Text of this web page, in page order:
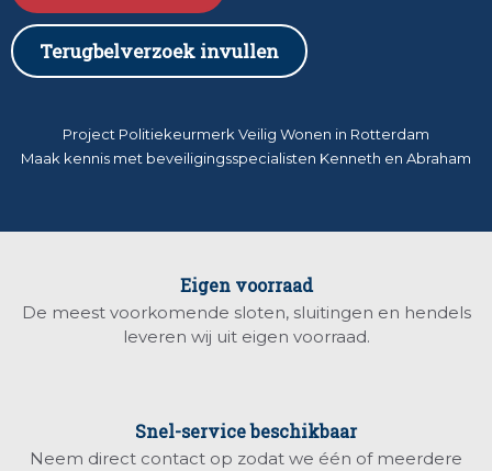
Terugbelverzoek invullen
Project Politiekeurmerk Veilig Wonen in Rotterdam
Maak kennis met beveiligingsspecialisten Kenneth en Abraham
Eigen voorraad
De meest voorkomende sloten, sluitingen en hendels
leveren wij uit eigen voorraad.
Snel-service beschikbaar
Neem direct contact op zodat we één of meerdere